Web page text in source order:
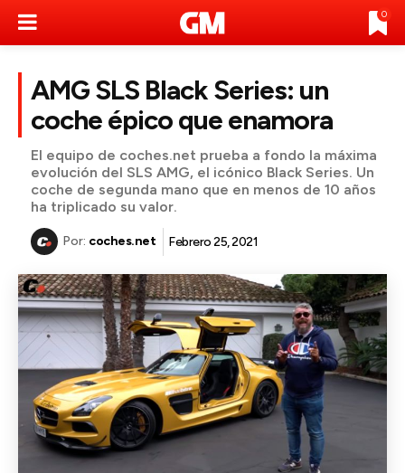
0
AMG SLS Black Series: un
coche épico que enamora
El equipo de coches.net prueba a fondo la máxima
evolución del SLS AMG, el icónico Black Series. Un
coche de segunda mano que en menos de 10 años
ha triplicado su valor.
Por: coches.net Febrero 25, 2021